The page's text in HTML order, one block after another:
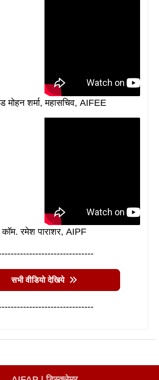
मोहन शर्मा, महासचिव, AIFEE
कॉम. रमेश पाराशर, AIPF
सभी वीडियो देखिये